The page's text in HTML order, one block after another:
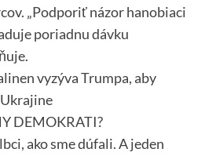
„Podporiť názor hanobiaci
poriadnu dávku
vyzýva Trumpa, aby
DEMOKRATI?
ako sme dúfali. A jeden